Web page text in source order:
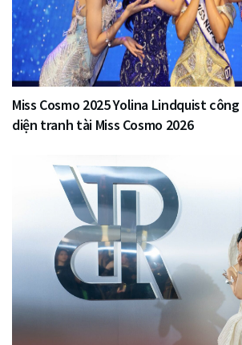
Miss Cosmo 2025 Yolina Lindquist
diện tranh tài Miss Cosmo 2026